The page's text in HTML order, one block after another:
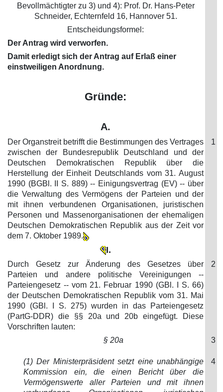
Bevollmächtigter zu 3) und 4): Prof. Dr. Hans-Peter
Schneider, Echternfeld 16, Hannover 51.
Entscheidungsformel:
Der Antrag wird verworfen.
Damit erledigt sich der Antrag auf Erlaß einer
einstweiligen Anordnung.
Gründe:
A.
Der Organstreit betrifft die Bestimmungen des Vertrages
zwischen der Bundesrepublik Deutschland und der
Deutschen Demokratischen Republik über die
Herstellung der Einheit Deutschlands vom 31. August
1990 (BGBl. II S. 889) -- Einigungsvertrag (EV) -- über
die Verwaltung des Vermögens der Parteien und der
mit ihnen verbundenen Organisationen, juristischen
Personen und Massenorganisationen der ehemaligen
Deutschen Demokratischen Republik aus der Zeit vor
dem 7. Oktober 1989.
1
I.
Durch Gesetz zur Änderung des Gesetzes über
Parteien und andere politische Vereinigungen --
Parteiengesetz -- vom 21. Februar 1990 (GBl. I S. 66)
der Deutschen Demokratischen Republik vom 31. Mai
1990 (GBl. I S. 275) wurden in das Parteiengesetz
(PartG-DDR) die §§ 20a und 20b eingefügt. Diese
Vorschriften lauten:
2
§ 20a 3
(1) Der Ministerpräsident setzt eine unabhängige
Kommission ein, die einen Bericht über die
Vermögenswerte aller Parteien und mit ihnen
4